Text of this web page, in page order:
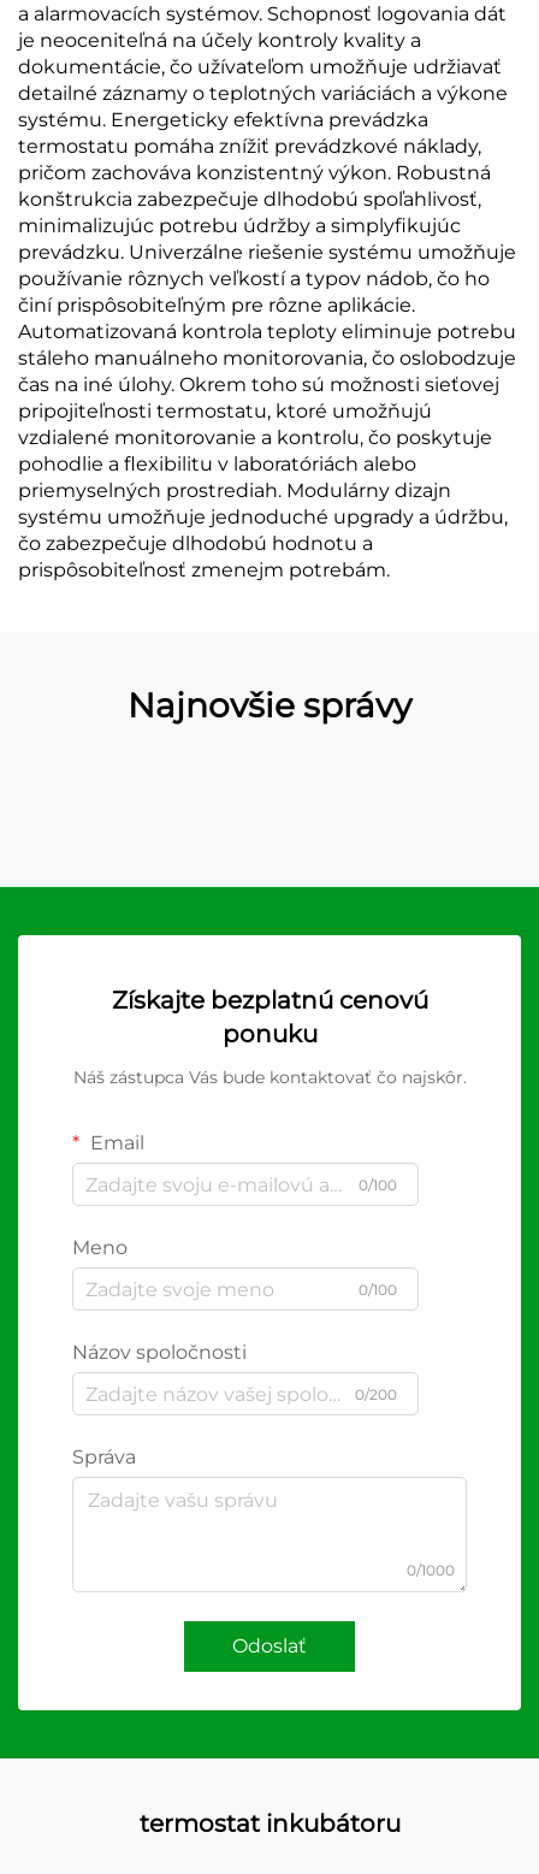
a alarmovacích systémov. Schopnosť logovania dát
je neoceniteľná na účely kontroly kvality a
dokumentácie, čo užívateľom umožňuje udržiavať
detailné záznamy o teplotných variáciách a výkone
systému. Energeticky efektívna prevádzka
termostatu pomáha znížiť prevádzkové náklady,
pričom zachováva konzistentný výkon. Robustná
konštrukcia zabezpečuje dlhodobú spoľahlivosť,
minimalizujúc potrebu údržby a simplyfikujúc
prevádzku. Univerzálne riešenie systému umožňuje
používanie rôznych veľkostí a typov nádob, čo ho
činí prispôsobiteľným pre rôzne aplikácie.
Automatizovaná kontrola teploty eliminuje potrebu
stáleho manuálneho monitorovania, čo oslobodzuje
čas na iné úlohy. Okrem toho sú možnosti sieťovej
pripojiteľnosti termostatu, ktoré umožňujú
vzdialené monitorovanie a kontrolu, čo poskytuje
pohodlie a flexibilitu v laboratóriách alebo
priemyselných prostrediah. Modulárny dizajn
systému umožňuje jednoduché upgrady a údržbu,
čo zabezpečuje dlhodobú hodnotu a
prispôsobiteľnosť zmenejm potrebám.
Najnovšie správy
Získajte bezplatnú cenovú
ponuku
Náš zástupca Vás bude kontaktovať čo najskôr.
Email
0/100
Meno
0/100
Názov spoločnosti
0/200
Správa
0/1000
Odoslať
termostat inkubátoru